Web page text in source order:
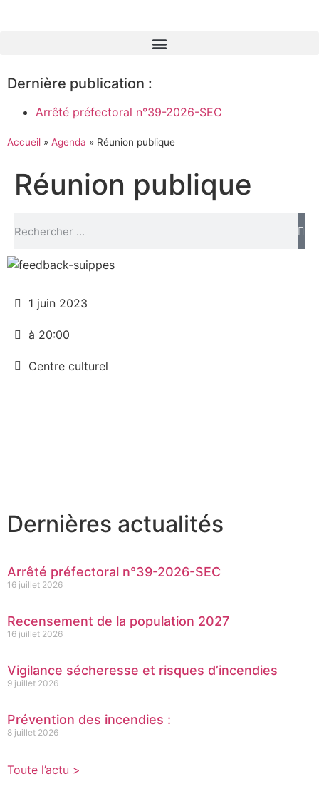
Dernière publication :
Arrêté préfectoral n°39-2026-SEC
Accueil » Agenda » Réunion publique
Réunion publique
1 juin 2023
à 20:00
Centre culturel
Dernières actualités
Arrêté préfectoral n°39-2026-SEC
16 juillet 2026
Recensement de la population 2027
16 juillet 2026
Vigilance sécheresse et risques d’incendies
9 juillet 2026
Prévention des incendies :
8 juillet 2026
Toute l’actu >